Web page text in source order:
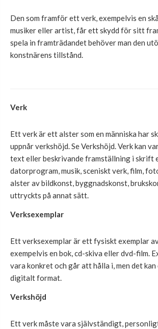
Den som framför ett verk, exempelvis en
musiker eller artist, får ett skydd för sitt
spela in framträdandet behöver man den
konstnärens tillstånd.
Verk
Ett verk är ett alster som en människa har
uppnår verkshöjd. Se Verkshöjd. Verk kan
text eller beskrivande framställning i skrift
datorprogram, musik, sceniskt verk, film,
alster av bildkonst, byggnadskonst,
uttryckts på annat sätt.
Verksexemplar
Ett verksexemplar är ett fysiskt exemplar
exempelvis en bok, cd-skiva eller dvd-film.
vara konkret och går att hålla i, men det kan
digitalt format.
Verkshöjd
Ett verk måste vara självständigt,